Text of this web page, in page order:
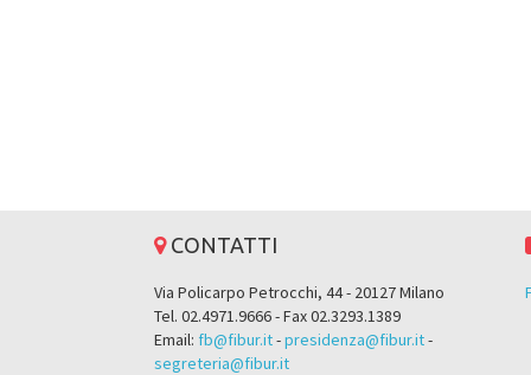
CONTATTI
Via Policarpo Petrocchi, 44 - 20127 Milano
Tel. 02.4971.9666 - Fax 02.3293.1389
Email: fb@fibur.it-presidenza@fibur.it-
segreteria@fibur.it